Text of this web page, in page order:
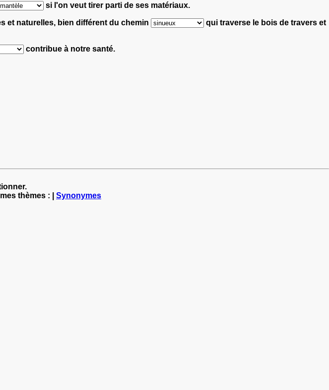
si l'on veut tirer parti de ses matériaux.
et naturelles, bien différent du chemin
qui traverse le bois de travers et
contribue à notre santé.
thèmes : | Synonymes